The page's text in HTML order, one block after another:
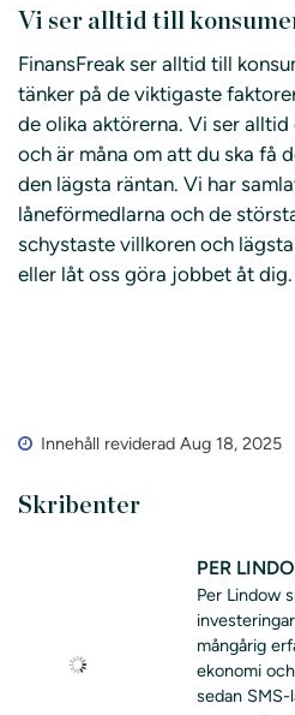
Vi ser alltid till
FinansFreak ser alltid till
tänker på de viktigaste
de olika aktörerna. Vi ser
och är måna om att du ska få
den lägsta räntan. Vi har
låneförmedlarna och de
schystaste villkoren och
eller låt oss göra jobbet åt dig.
Innehåll reviderad Aug 18, 2025
Skribenter
PER
Per Lindow
mångårig
ekonomi
sedan